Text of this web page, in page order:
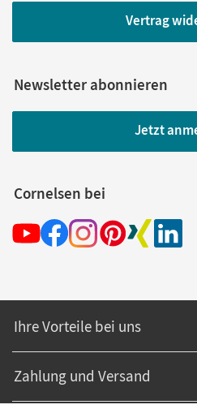
Vertrag
Newsletter abonnieren
Jetzt
Cornelsen bei
Ihre Vorteile bei uns
Zahlung und Versand